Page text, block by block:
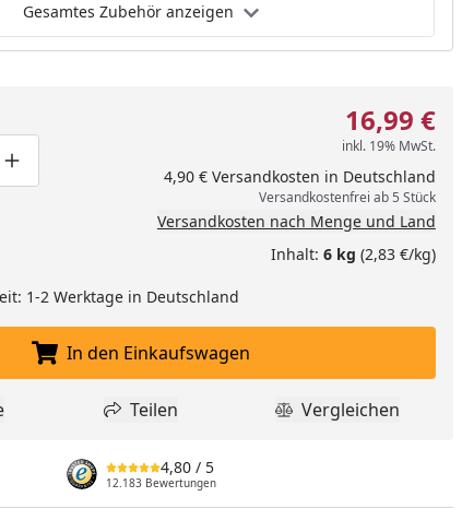
Gesamtes Zubehör anzeigen
eins verringern
manuell eingeben
Produktmenge um eins erhöhen
16,99 €
inkl. 19% MwSt.
4,90 € Versandkosten in Deutschland
Versandkostenfrei ab 5 Stück
Versandkosten nach Menge und Land
Inhalt: 6 kg (2,83 €/kg)
1-2 Werktage in Deutschland
In den Einkaufswagen legen
In den Einkaufswagen
zur Wunschliste hinzufügen
Teilen
Teilen Produkt
Vergleichen
4,80 / 5
12.183 Bewertungen